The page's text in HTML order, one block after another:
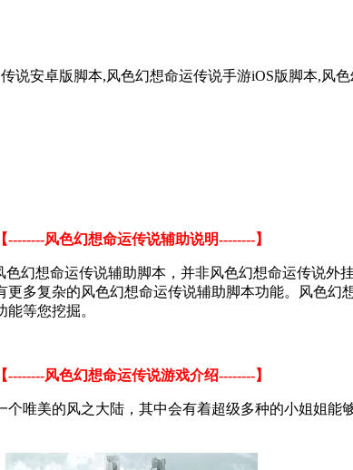
安卓版脚本,风色幻想命运传说手游iOS版脚本,风
【--------风色幻想命运传说辅助说明--------】
幻想命运传说辅助脚本，并非风色幻想命运传说外
多复杂的风色幻想命运传说辅助脚本功能。风色幻
等您挖掘。
【--------风色幻想命运传说游戏介绍--------】
唯美的风之大陆，其中会有着超级多种的小姐姐